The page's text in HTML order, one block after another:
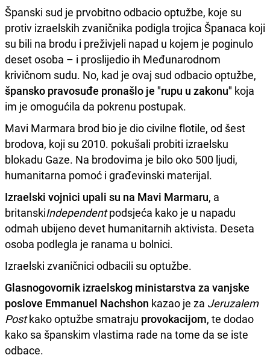
Španski sud je prvobitno odbacio optužbe, koje su
protiv izraelskih zvaničnika podigla trojica Španaca koji
su bili na brodu i preživjeli napad u kojem je poginulo
deset osoba – i proslijedio ih Međunarodnom
krivičnom sudu. No, kad je ovaj sud odbacio optužbe,
špansko pravosuđe pronašlo je "rupu u zakonu" koja
im je omogućila da pokrenu postupak.
Mavi Marmara brod bio je dio civilne flotile, od šest
brodova, koji su 2010. pokušali probiti izraelsku
blokadu Gaze. Na brodovima je bilo oko 500 ljudi,
humanitarna pomoć i građevinski materijal.
Izraelski vojnici upali su na Mavi Marmaru, a
britanskiIndependentpodsjeća kako je u napadu
odmah ubijeno devet humanitarnih aktivista. Deseta
osoba podlegla je ranama u bolnici.
Izraelski zvaničnici odbacili su optužbe.
Glasnogovornik izraelskog ministarstva za vanjske
poslove Emmanuel Nachshon kazao je za Jeruzalem
Postkako optužbe smatraju provokacijom, te dodao
kako sa španskim vlastima rade na tome da se iste
odbace.